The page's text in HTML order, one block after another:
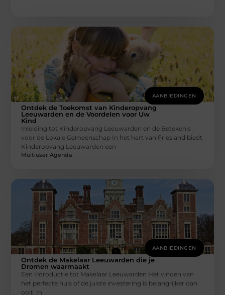
AANBIEDINGEN
Ontdek de Toekomst van Kinderopvang
Leeuwarden en de Voordelen voor Uw
Kind
Inleiding tot Kinderopvang Leeuwarden en de Betekenis
voor de Lokale Gemeenschap In het hart van Friesland biedt
Kinderopvang Leeuwarden een
Multiuser Agenda
AANBIEDINGEN
Ontdek de Makelaar Leeuwarden die je
Dromen waarmaakt
Een Introductie tot Makelaar Leeuwarden Het vinden van
het perfecte huis of de juiste investering is belangrijker dan
ooit. In